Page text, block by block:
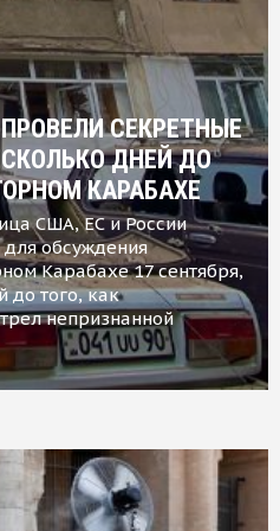
СЕКРЕТНЫЕ
ДНЕЙ ДО
КАРАБАХЕ
США, ЕС и России
для обсуждения
Карабахе 17 сентября,
до того, как
непризнанной